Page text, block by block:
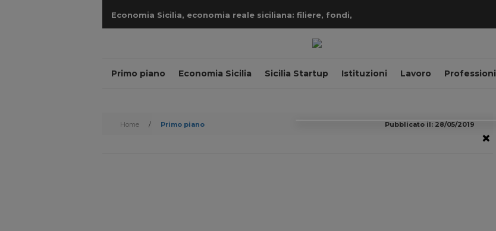
Economia Sicilia, economia reale siciliana: filiere, fondi,
Primo piano Economia Sicilia Sicilia Startup Istituzioni Lavoro Professioni
Home / Primo piano Pubblicato il: 28/05/2019
×